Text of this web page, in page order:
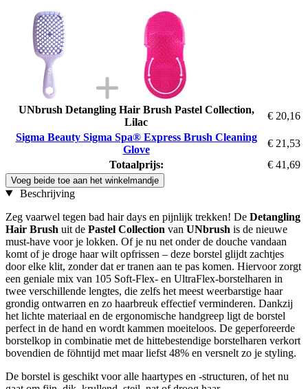
UNbrush Detangling Hair Brush Pastel Collection,
Lilac
€ 20,16
Sigma Beauty Sigma Spa® Express Brush Cleaning
Glove
€ 21,53
Totaalprijs:
€ 41,69
Voeg beide toe aan het winkelmandje
Beschrijving
Zeg vaarwel tegen bad hair days en pijnlijk trekken! De Detangling
Hair Brush uit de Pastel Collection van UNbrush is de nieuwe
must-have voor je lokken. Of je nu net onder de douche vandaan
komt of je droge haar wilt opfrissen – deze borstel glijdt zachtjes
door elke klit, zonder dat er tranen aan te pas komen. Hiervoor zorgt
een geniale mix van 105 Soft-Flex- en UltraFlex-borstelharen in
twee verschillende lengtes, die zelfs het meest weerbarstige haar
grondig ontwarren en zo haarbreuk effectief verminderen. Dankzij
het lichte materiaal en de ergonomische handgreep ligt de borstel
perfect in de hand en wordt kammen moeiteloos. De geperforeerde
borstelkop in combinatie met de hittebestendige borstelharen verkort
bovendien de föhntijd met maar liefst 48% en versnelt zo je styling.
De borstel is geschikt voor alle haartypes en -structuren, of het nu